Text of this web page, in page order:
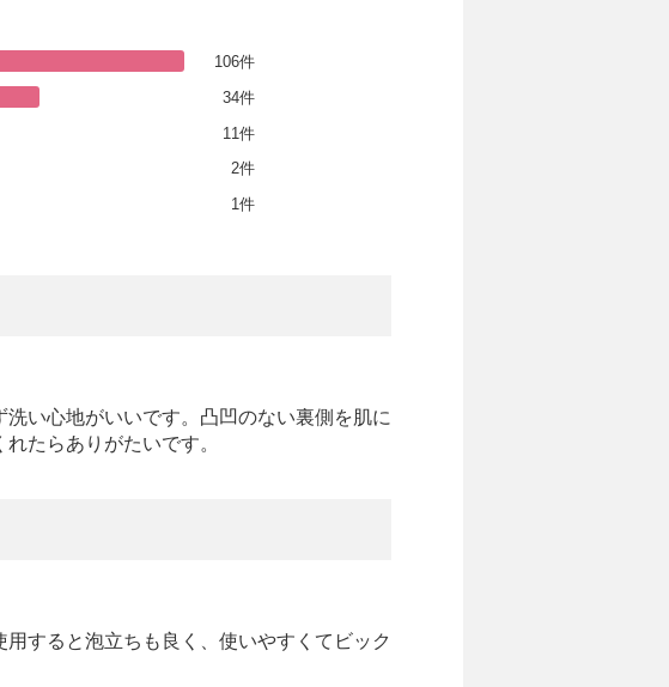
106件
34件
11件
2件
1件
い心地がいいです。凸凹のない裏側を肌に
たらありがたいです。
すると泡立ちも良く、使いやすくてビック